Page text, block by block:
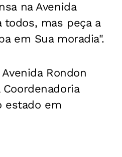
na Avenida
mas peça a
em Sua moradia".
Rondon
estado em